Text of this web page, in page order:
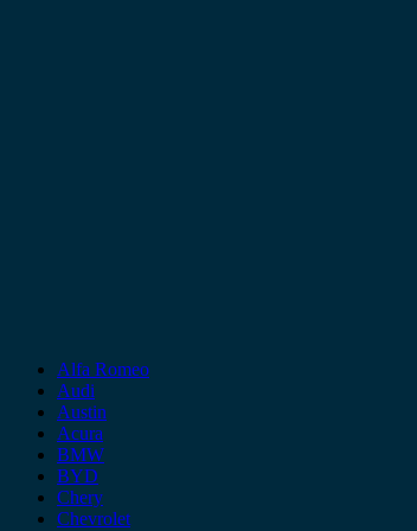
Alfa Romeo
Audi
Austin
Acura
BMW
BYD
Chery
Chevrolet